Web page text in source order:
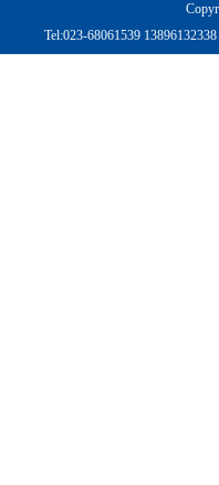
Tel:023-68061539